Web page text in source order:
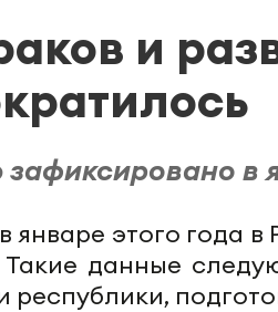
и
в
январе этого года
данные